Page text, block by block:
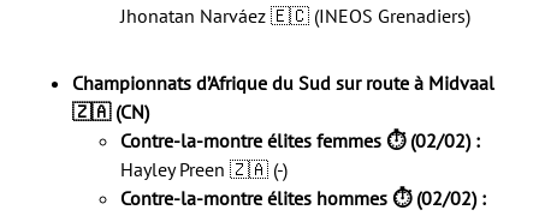
Jhonatan Narváez 🇪🇨 (INEOS Grenadiers)
Championnats d’Afrique du Sud sur route à Midvaal
🇿🇦 (CN)
Contre-la-montre élites femmes ⏱️ (02/02) :
Hayley Preen 🇿🇦 (-)
Contre-la-montre élites hommes ⏱️ (02/02) :